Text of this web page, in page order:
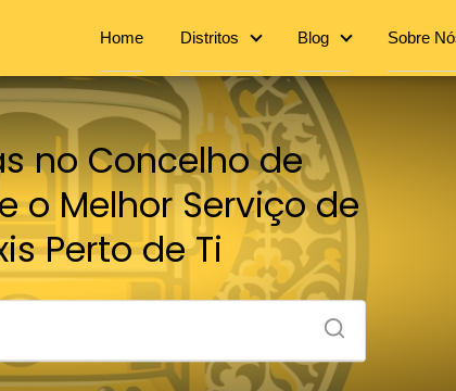
Home Distritos Blog Sobre
no Concelho de
o Melhor Serviço de
Perto de Ti